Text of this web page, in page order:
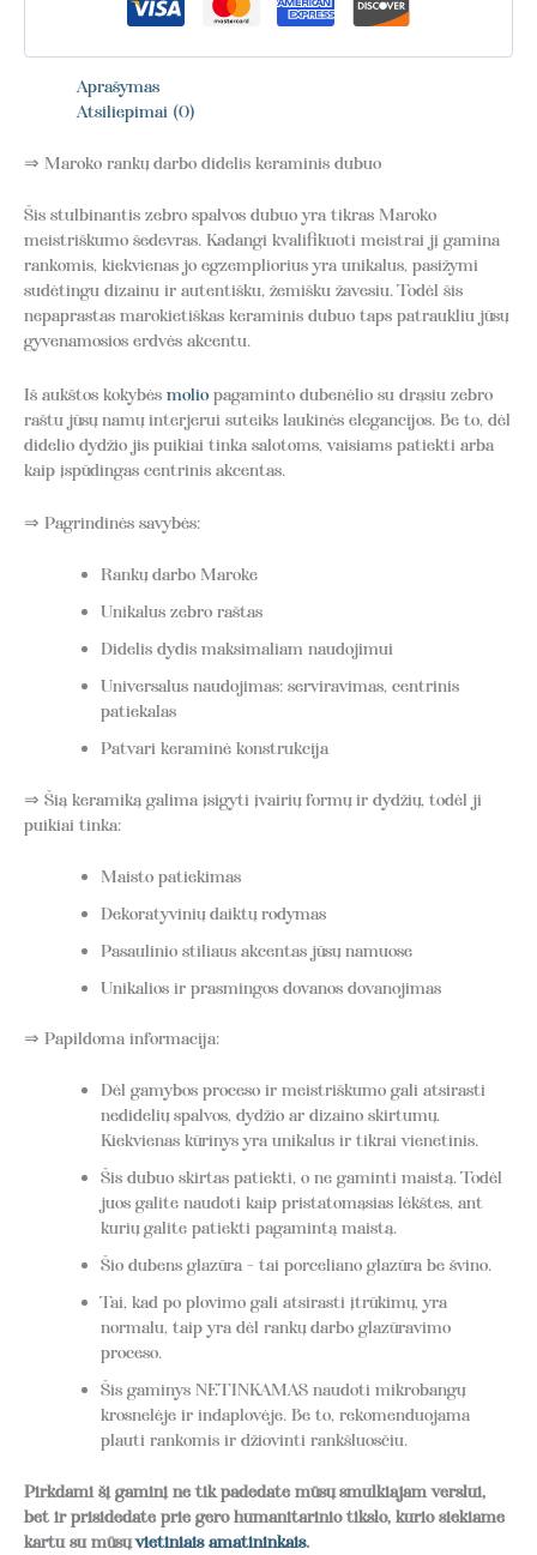
Aprašymas
Atsiliepimai (0)
⇒ Maroko rankų darbo didelis keraminis dubuo
Šis stulbinantis zebro spalvos dubuo yra tikras Maroko
meistriškumo šedevras. Kadangi kvalifikuoti meistrai jį gamina
rankomis, kiekvienas jo egzempliorius yra unikalus, pasižymi
sudėtingu dizainu ir autentišku, žemišku žavesiu. Todėl šis
nepaprastas marokietiškas keraminis dubuo taps patraukliu jūsų
gyvenamosios erdvės akcentu.
Iš aukštos kokybės molio pagaminto dubenėlio su drąsiu zebro
raštu jūsų namų interjerui suteiks laukinės elegancijos. Be to, dėl
didelio dydžio jis puikiai tinka salotoms, vaisiams patiekti arba
kaip įspūdingas centrinis akcentas.
⇒ Pagrindinės savybės:
Rankų darbo Maroke
Unikalus zebro raštas
Didelis dydis maksimaliam naudojimui
Universalus naudojimas: serviravimas, centrinis
patiekalas
Patvari keraminė konstrukcija
⇒ Šią keramiką galima įsigyti įvairių formų ir dydžių, todėl ji
puikiai tinka:
Maisto patiekimas
Dekoratyvinių daiktų rodymas
Pasaulinio stiliaus akcentas jūsų namuose
Unikalios ir prasmingos dovanos dovanojimas
⇒ Papildoma informacija:
Dėl gamybos proceso ir meistriškumo gali atsirasti
nedidelių spalvos, dydžio ar dizaino skirtumų.
Kiekvienas kūrinys yra unikalus ir tikrai vienetinis.
Šis dubuo skirtas patiekti, o ne gaminti maistą. Todėl
juos galite naudoti kaip pristatomąsias lėkštes, ant
kurių galite patiekti pagamintą maistą.
Šio dubens glazūra - tai porceliano glazūra be švino.
Tai, kad po plovimo gali atsirasti įtrūkimų, yra
normalu, taip yra dėl rankų darbo glazūravimo
proceso.
Šis gaminys NETINKAMAS naudoti mikrobangų
krosnelėje ir indaplovėje. Be to, rekomenduojama
plauti rankomis ir džiovinti rankšluosčiu.
Pirkdami šį gaminį ne tik padedate mūsų smulkiajam verslui,
bet ir prisidedate prie gero humanitarinio tikslo, kurio siekiame
kartu su mūsųvietiniais amatininkais.